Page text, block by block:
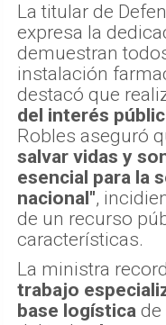
La titular de
expresa la
demuestran
instalación
destacó que
del interés
Robles aseguró
salvar vidas y
esencial para la
nacional",
de un recurso
características.
La ministra
trabajo
base logística de